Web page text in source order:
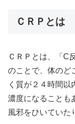
ＣＲＰとは
ＣＲＰとは、「C
のことで、体のど
く質が２４時間
濃度になることも
風邪をひいていた